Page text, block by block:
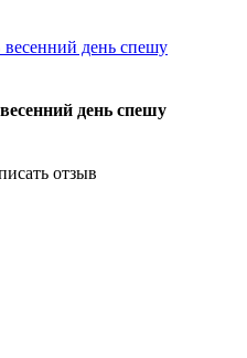
день спешу
отзыв